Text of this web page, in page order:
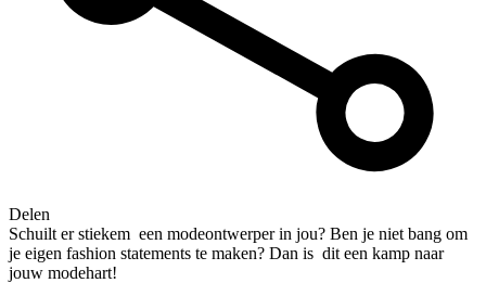
Delen
Schuilt er stiekem een modeontwerper in jou? Ben je niet bang om
je eigen fashion statements te maken? Dan is dit een kamp naar
jouw modehart!